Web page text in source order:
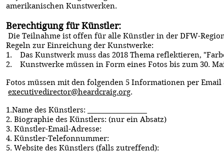
amerikanischen Kunstwerken.
Berechtigung für Künstler:
Die Teilnahme ist offen für alle Künstler in der DFW-
Regeln zur Einreichung der Kunstwerke:
1. Das Kunstwerk muss das 2018 Thema reflektieren,
2. Kunstwerke müssen in Form eines Fotos bis zum 30.
Fotos müssen mit den folgenden 5 Informationen per
executivedirector@heardcraig.org.
1.Name des Künstlers: _________________
2. Biographie des Künstlers: (nur ein Absatz)
3. Künstler-Email-Adresse:
4. Künstler-Telefonnummer:
5. Website des Künstlers (falls zutreffend):